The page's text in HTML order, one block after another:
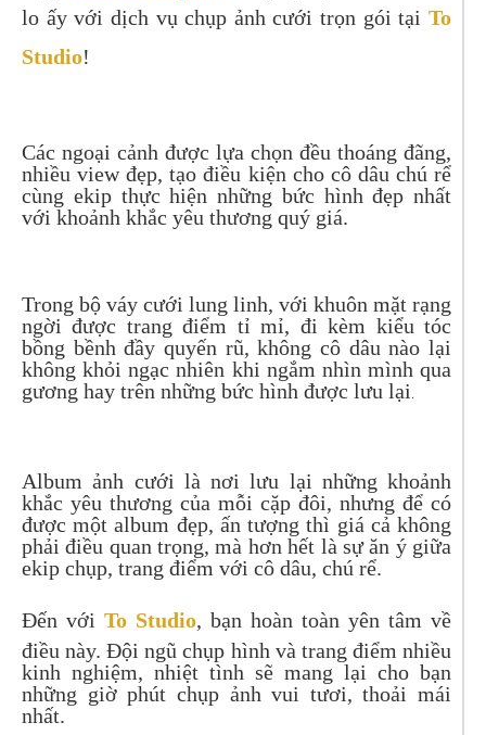
lo ấy với dịch vụ chụp ảnh cưới trọn gói tại To
Studio!
Các ngoại cảnh được lựa chọn đều thoáng đãng,
nhiều view đẹp, tạo điều kiện cho cô dâu chú rể
cùng ekip thực hiện những bức hình đẹp nhất
với khoảnh khắc yêu thương quý giá.
Trong bộ váy cưới lung linh, với khuôn mặt rạng
ngời được trang điểm tỉ mỉ, đi kèm kiểu tóc
bồng bềnh đầy quyến rũ, không cô dâu nào lại
không khỏi ngạc nhiên khi ngắm nhìn mình qua
gương hay trên những bức hình được lưu lại .
Album ảnh cưới là nơi lưu lại những khoảnh
khắc yêu thương của mỗi cặp đôi, nhưng để có
được một album đẹp, ấn tượng thì giá cả không
phải điều quan trọng, mà hơn hết là sự ăn ý giữa
ekip chụp, trang điểm với cô dâu, chú rể.
Đến với To Studio, bạn hoàn toàn yên tâm về
điều này. Đội ngũ chụp hình và trang điểm nhiều
kinh nghiệm, nhiệt tình sẽ mang lại cho bạn
những giờ phút chụp ảnh vui tươi, thoải mái
nhất.